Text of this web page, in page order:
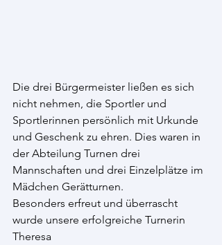
Die drei Bürgermeister ließen es sich
nicht nehmen, die Sportler und
Sportlerinnen persönlich mit Urkunde
und Geschenk zu ehren. Dies waren in
der Abteilung Turnen drei
Mannschaften und drei Einzelplätze im
Mädchen Gerätturnen.
Besonders erfreut und überrascht
wurde unsere erfolgreiche Turnerin
Theresa